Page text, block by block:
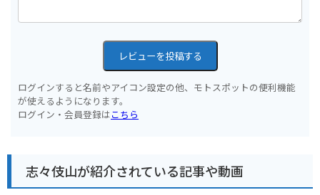
レビューを投稿する
ログインすると名前やアイコン設定の他、モトスポットの便利機能
が使えるようになります。
ログイン・会員登録はこちら
志々伎山が紹介されている記事や動画